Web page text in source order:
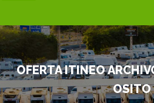
OFERTA ITINEO
OSITO